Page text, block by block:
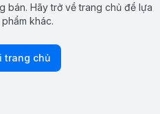
bán. Hãy trở về trang chủ để lựa
khác.
trang chủ